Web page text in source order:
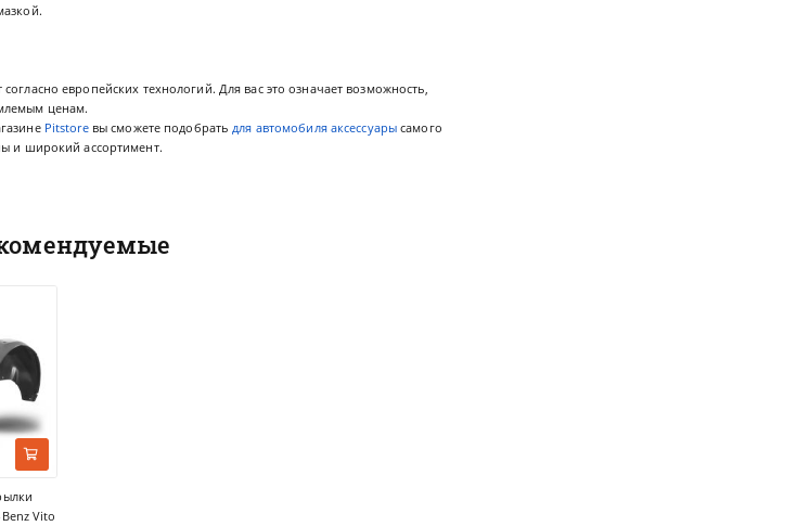
европейских технологий. Для вас это означает возможность,
ценам.
Pitstoreвы сможете подобрать для автомобиля аксессуары самого
и широкий ассортимент.
Vito